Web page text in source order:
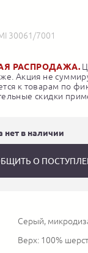
30061/7001
РАСПРОДАЖА.
Акция не
к товарам по
скидки
нет в наличии
О
Серый,
Верх: 100%